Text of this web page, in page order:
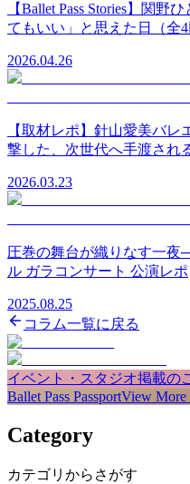
【Ballet Pass Stories】関野
てもいい」と思えた日（全4
2026.04.26
【取材レポ】針山愛美バレ
撃した、次世代へ手渡され
2026.03.23
圧巻の舞台が織りなす一夜
ル ガラコンサート 公演レポ
2025.08.25
コラム一覧に戻る
イベント・スタジオ掲載の
Ballet Pass PassportView
Category
カテゴリからさがす